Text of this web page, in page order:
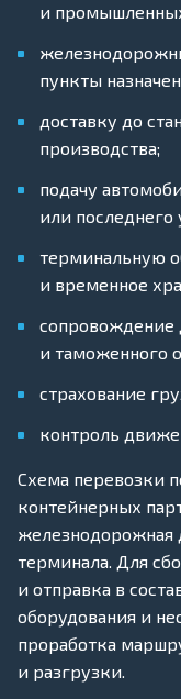
и
пункты
доставку до
производства;
подачу
или последнего
терминальную
и временное
сопровождение
и таможенного
страхование
контроль
Схема перевозки
контейнерных
железнодорожная
терминала. Для
и отправка в
оборудования и
проработка
и разгрузки.